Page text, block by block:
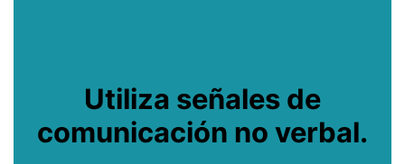
Utiliza señales de
comunicación no verbal.